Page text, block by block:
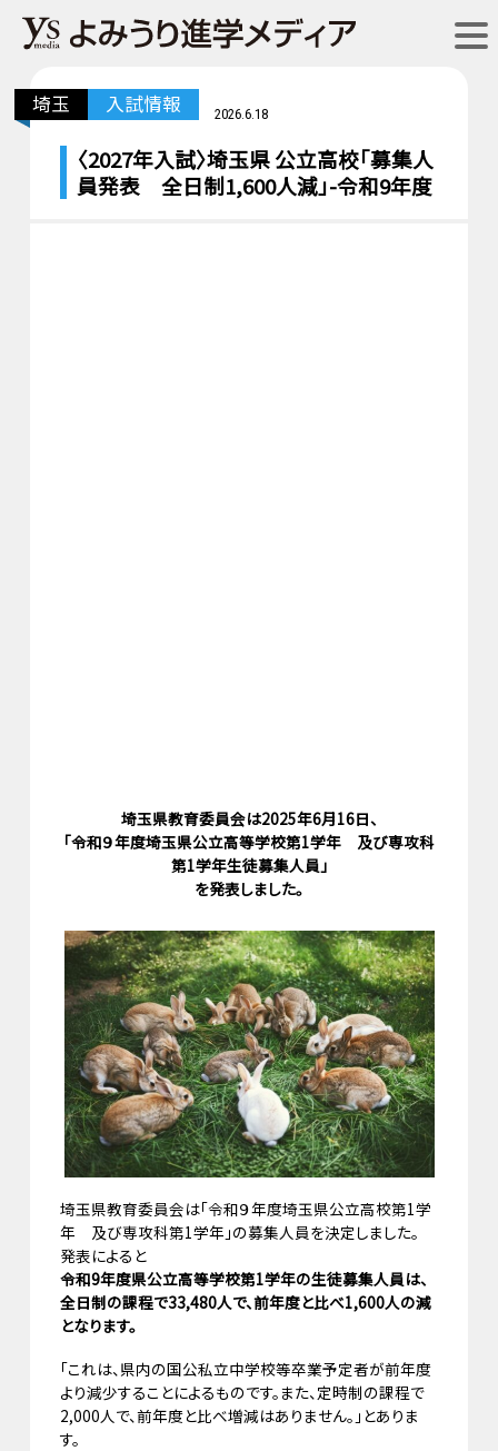
埼玉 入試情報 2026.6.18
〈2027年入試〉埼玉県 公立高校「募集人
員発表 全日制1,600人減」-令和9年度
埼玉県教育委員会は2025年6月16日、
「令和９年度埼玉県公立高等学校第1学年 及び専攻科
第1学年生徒募集人員」
を発表しました。
埼玉県教育委員会は「令和９年度埼玉県公立高校第1学
年 及び専攻科第1学年」の募集人員を決定しました。
発表によると
令和9年度県公立高等学校第1学年の生徒募集人員は、
全日制の課程で33,480人で、前年度と比べ1,600人の減
となります。
「これは、県内の国公私立中学校等卒業予定者が前年度
より減少することによるものです。また、定時制の課程で
2,000人で、前年度と比べ増減はありません。」とありま
す。